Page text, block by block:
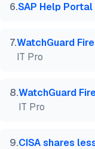
6.SAP Help Portal
7.WatchGuard
IT Pro
8.WatchGuard
IT Pro
9.CISA shares